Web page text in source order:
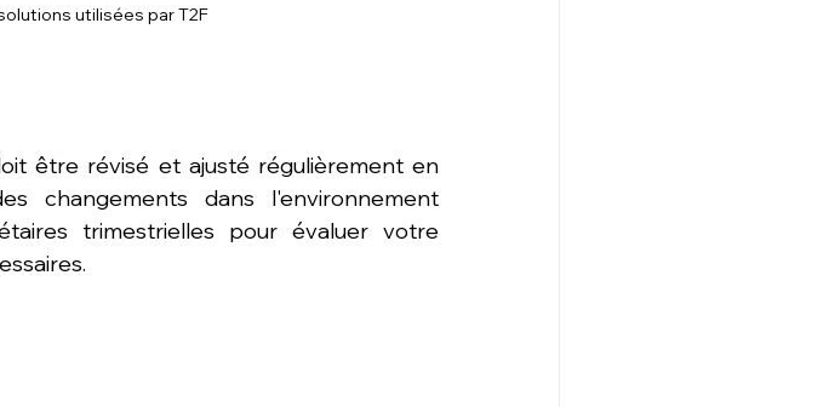
utilisées par T2F
être révisé et ajusté régulièrement en
changements dans l'environnement
trimestrielles pour évaluer votre